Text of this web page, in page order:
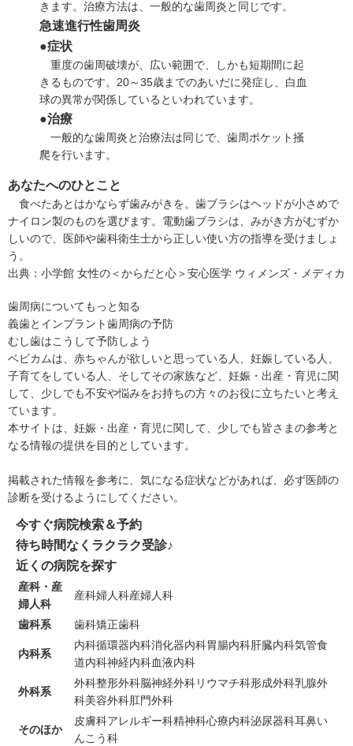
きます。治療方法は、一般的な歯周炎と同じです。
急速進行性歯周炎
●症状
重度の歯周破壊が、広い範囲で、しかも短期間に起
きるものです。20～35歳までのあいだに発症し、白血
球の異常が関係しているといわれています。
●治療
一般的な歯周炎と治療法は同じで、歯周ポケット掻
爬を行います。
あなたへのひとこと
食べたあとはかならず歯みがきを。歯ブラシはヘッドが小さめで
ナイロン製のものを選びます。電動歯ブラシは、みがき方がむずか
しいので、医師や歯科衛生士から正しい使い方の指導を受けましょ
う。
出典： 小学館 女性の＜からだと心＞安心医学 ウィメンズ・メディカ
歯周病についてもっと知る
義歯とインプラント歯周病の予防
むし歯はこうして予防しよう
ベビカムは、赤ちゃんが欲しいと思っている人、妊娠している人、
子育てをしている人、そしてその家族など、妊娠・出産・育児に関
して、少しでも不安や悩みをお持ちの方々のお役に立ちたいと考え
ています。
本サイトは、妊娠・出産・育児に関して、少しでも皆さまの参考と
なる情報の提供を目的としています。
掲載された情報を参考に、気になる症状などがあれば、必ず医師の
診断を受けるようにしてください。
今すぐ病院検索＆予約
待ち時間なくラクラク受診♪
近くの病院を探す
産科・産
婦人科
産科婦人科産婦人科
歯科系 歯科矯正歯科
内科系
内科循環器内科消化器内科胃腸内科肝臓内科気管食
道内科神経内科血液内科
外科系
外科整形外科脳神経外科リウマチ科形成外科乳腺外
科美容外科肛門外科
そのほか
皮膚科アレルギー科精神科心療内科泌尿器科耳鼻い
んこう科